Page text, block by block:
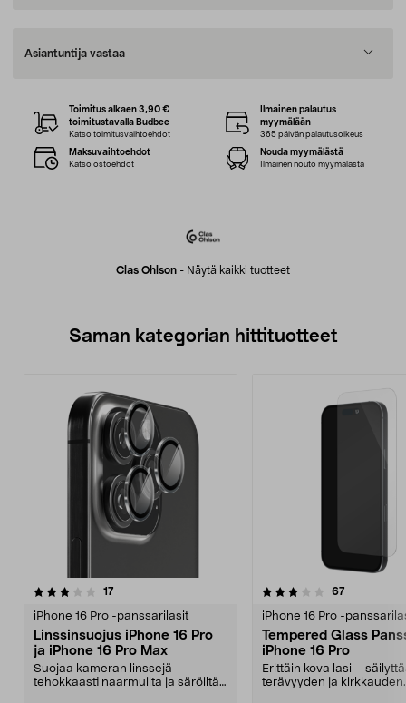
Asiantuntija vastaa
Clas Ohlson - Näytä kaikki tuotteet
Toimitus alkaen 3,90 €
toimitustavalla Budbee
Katso toimitusvaihtoehdot
Ilmainen palautus
myymälään
365 päivän palautusoikeus
Maksuvaihtoehdot
Katso ostoehdot
Nouda myymälästä
Ilmainen nouto myymälästä
Saman kategorian hittituotteet
17arvostelut
iPhone 16 Pro -panssarilasit
Linssinsuojus iPhone 16 Pro
ja iPhone 16 Pro Max
Suojaa kameran linssejä
tehokkaasti naarmuilta ja säröiltä.
3.5 viidestä
67arvostelut
iPhone 16 Pro -
Tempered Glass
iPhone 16 Pro
Erittäin kova lasi –
terävyyden ja kirkkauden.
4.0 viidestä